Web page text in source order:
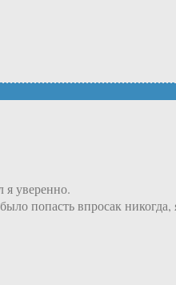
уверенно.
попасть впросак никогда,